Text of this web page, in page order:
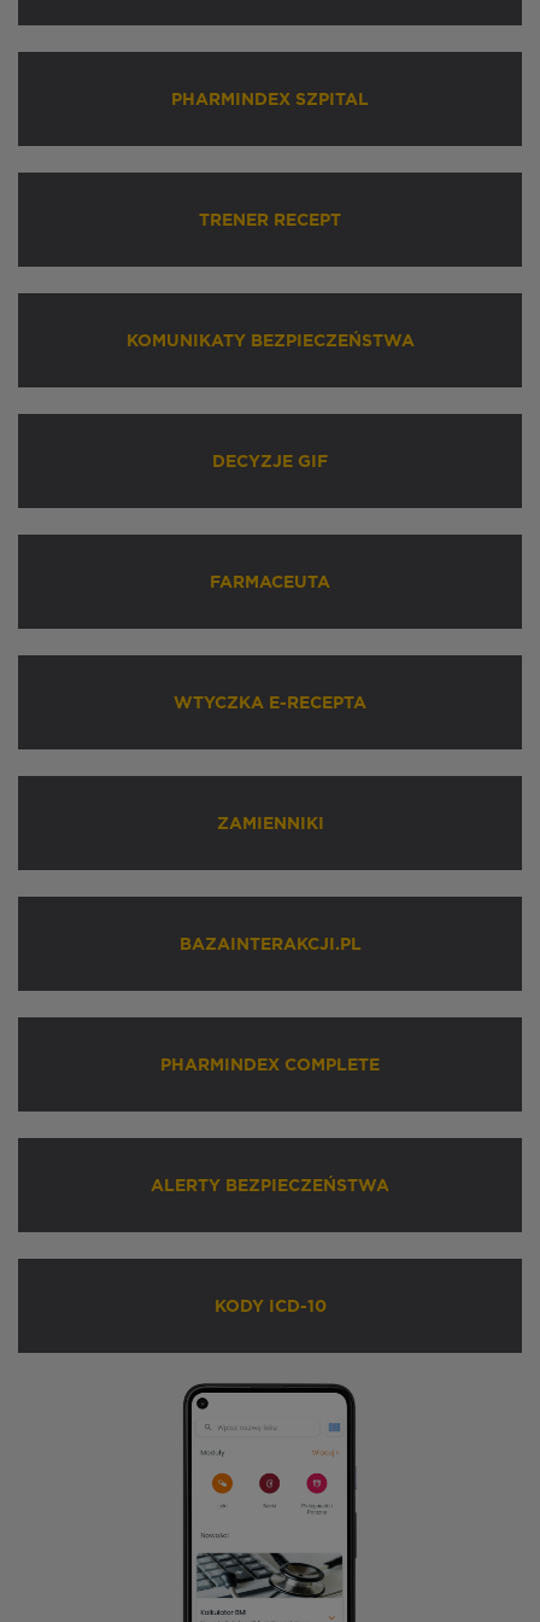
PHARMINDEX SZPITAL
TRENER RECEPT
KOMUNIKATY BEZPIECZEŃSTWA
DECYZJE GIF
FARMACEUTA
WTYCZKA E-RECEPTA
ZAMIENNIKI
BAZAINTERAKCJI.PL
PHARMINDEX COMPLETE
ALERTY BEZPIECZEŃSTWA
KODY ICD-10